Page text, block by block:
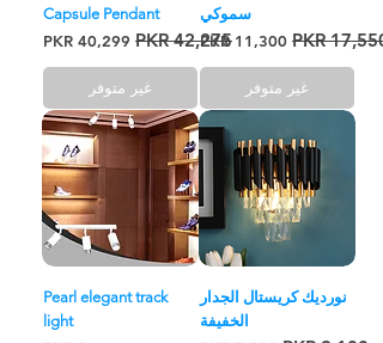
سموكي
سعر عادي سعر البيع
غير متوفر
Capsule Pendant
سعر عادي سعر البيع
غير متوفر
نورديك كريستال الجدار
الخفيفة
Pearl elegant track
light